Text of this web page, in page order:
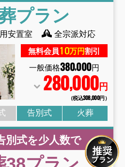
プラン
安置室 全宗派対応
無料会員10万円割引
一般価格380,000円
280,000円
（税込308,000円）
告別式 火葬
別式を少人数で